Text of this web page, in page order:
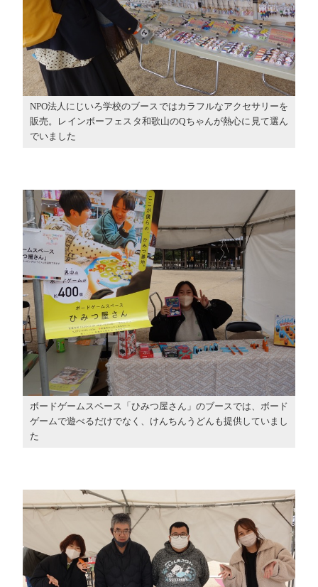
NPO法人にじいろ学校のブースではカラフルなアクセサリーを
販売。レインボーフェスタ和歌山のQちゃんが熱心に見て選ん
でいました
ボードゲームスペース「ひみつ屋さん」のブースでは、ボード
ゲームで遊べるだけでなく、けんちんうどんも提供していまし
た